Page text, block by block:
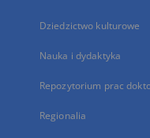
Dziedzictwo kulturowe
Nauka i dydaktyka
Repozytorium prac
Regionalia